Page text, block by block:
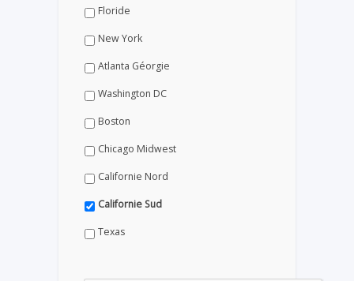
Floride
New York
Atlanta Géorgie
Washington DC
Boston
Chicago Midwest
Californie Nord
Californie Sud
Texas